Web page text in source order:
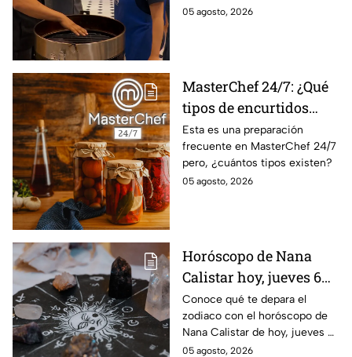
cualquier asado
accidentes
05 agosto, 2026
MasterChef 24/7: ¿Qué
tipos de encurtidos
hay?
Esta es una preparación
frecuente en MasterChef 24/7
pero, ¿cuántos tipos existen?
05 agosto, 2026
Horóscopo de Nana
Calistar hoy, jueves 6
de agosto: a estos
signos se les abren las
puertas del dinero
Conoce qué te depara el
zodiaco con el horóscopo de
Nana Calistar de hoy, jueves 6
de agosto. ¿Será dinero o
05 agosto, 2026